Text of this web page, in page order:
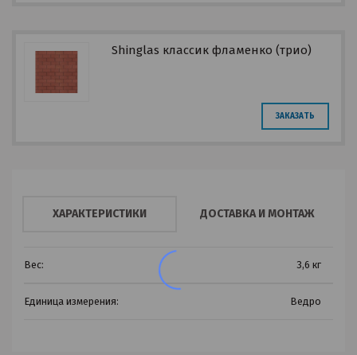
Shinglas классик фламенко (трио)
ЗАКАЗАТЬ
ХАРАКТЕРИСТИКИ ДОСТАВКА И МОНТАЖ
Вес: 3,6 кг
Единица измерения: Ведро